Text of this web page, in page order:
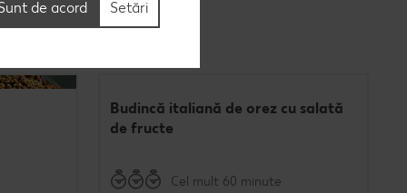
Budincă italiană de orez cu salată
de fructe
Cel mult 60 minute
Setări
de acord